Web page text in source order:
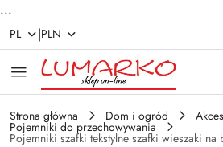
...
Przejdź do treści głównej
Przejdź do wyszukiwarki
Przejdź do moje konto
Przejdź do menu głównego
Przejdź do opisu produktu
Przejdź do stopki
PL |PLN
Strona główna Dom i ogród
Pojemniki do przechowywania
Pojemniki szafki tekstylne szafki wieszaki na